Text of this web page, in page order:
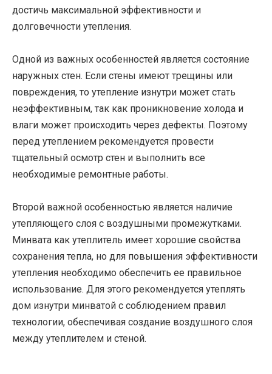
достичь максимальной эффективности и
долговечности утепления.
Одной из важных особенностей является состояние
наружных стен. Если стены имеют трещины или
повреждения, то утепление изнутри может стать
неэффективным, так как проникновение холода и
влаги может происходить через дефекты. Поэтому
перед утеплением рекомендуется провести
тщательный осмотр стен и выполнить все
необходимые ремонтные работы.
Второй важной особенностью является наличие
утепляющего слоя с воздушными промежутками.
Минвата как утеплитель имеет хорошие свойства
сохранения тепла, но для повышения эффективности
утепления необходимо обеспечить ее правильное
использование. Для этого рекомендуется утеплять
дом изнутри минватой с соблюдением правил
технологии, обеспечивая создание воздушного слоя
между утеплителем и стеной.